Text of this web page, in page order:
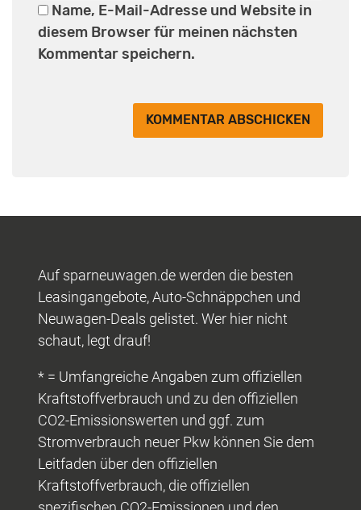
Name, E-Mail-Adresse und Website in
diesem Browser für meinen nächsten
Kommentar speichern.
Auf sparneuwagen.de werden die besten
Leasingangebote, Auto-Schnäppchen und
Neuwagen-Deals gelistet. Wer hier nicht
schaut, legt drauf!
* = Umfangreiche Angaben zum offiziellen
Kraftstoffverbrauch und zu den offiziellen
CO2-Emissionswerten und ggf. zum
Stromverbrauch neuer Pkw können Sie dem
Leitfaden über den offiziellen
Kraftstoffverbrauch, die offiziellen